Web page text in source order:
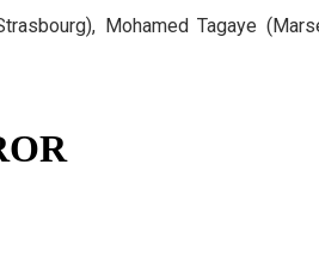
Mohamed Tagaye